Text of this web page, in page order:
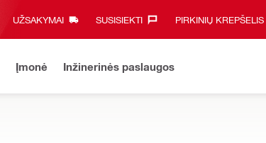
UŽSAKYMAI SUSISIEKTI‎ PIRKINIŲ KREPŠELIS
Įmonė Inžinerinės paslaugos